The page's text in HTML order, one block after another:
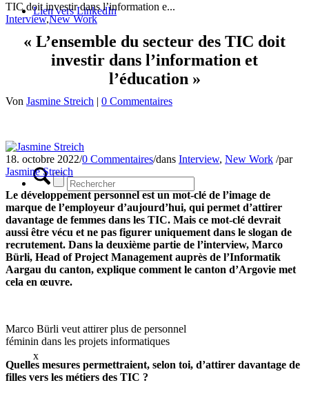
Lien vers LinkedIn
x
TIC doit investir dans l’information e...
Interview,New Work
« L’ensemble du secteur des TIC doit
investir dans l’information et
l’éducation »
Von Jasmine Streich | 0 Commentaires
18. octobre 2022/0 Commentaires/dans Interview, New Work /par
Jasmine Streich
Le développement personnel est un mot-clé de l’image de
marque de l’employeur d’aujourd’hui, qui permet d’attirer
davantage de femmes dans les TIC. Mais ce mot-clé devrait
aussi être vécu et ne pas figurer uniquement dans le slogan de
recrutement. Dans la deuxième partie de l’interview, Marco
Bürli, Head of Project Management auprès de l’Informatik
Aargau du canton, explique comment le canton d’Argovie met
cela en œuvre.
Marco Bürli veut attirer plus de personnel
féminin dans les projets informatiques
Quelles mesures permettraient, selon toi, d’attirer davantage de
filles vers les métiers des TIC ?